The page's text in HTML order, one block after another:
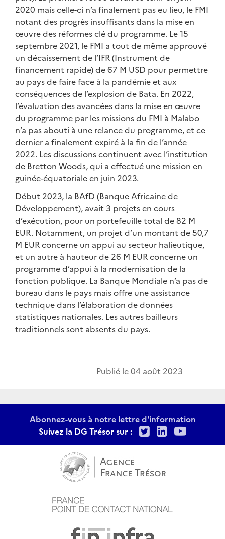
2020 mais celle-ci n’a finalement pas eu lieu, le FMI
notant des progrès insuffisants dans la mise en
œuvre des réformes clé du programme. Le 15
septembre 2021, le FMI a tout de même approuvé
un décaissement de l’IFR (Instrument de
financement rapide) de 67 M USD pour permettre
au pays de faire face à la pandémie et aux
conséquences de l’explosion de Bata. En 2022,
l’évaluation des avancées dans la mise en œuvre
du programme par les missions du FMI à Malabo
n’a pas abouti à une relance du programme, et ce
dernier a finalement expiré à la fin de l’année
2022. Les discussions continuent avec l’institution
de Bretton Woods, qui a effectué une mission en
guinée-équatoriale en juin 2023.
Début 2023, la BAfD (Banque Africaine de
Développement), avait 3 projets en cours
d’exécution, pour un portefeuille total de 82 M
EUR. Notamment, un projet d’un montant de 50,7
M EUR concerne un appui au secteur halieutique,
et un autre à hauteur de 26 M EUR concerne un
programme d’appui à la modernisation de la
fonction publique. La Banque Mondiale n’a pas de
bureau dans le pays mais offre une assistance
technique dans l’élaboration de données
statistiques nationales. Les autres bailleurs
traditionnels sont absents du pays.
Publié le04 août 2023
Abonnez-vous à notre lettre d'information
Suivez la DG Trésor sur :
TwitterLinkedIn